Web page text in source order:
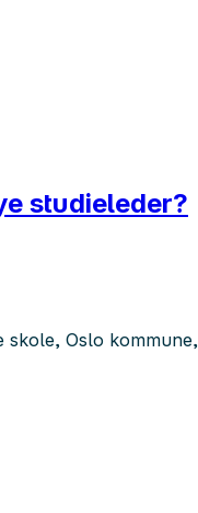
studieleder?
skole, Oslo kommune,